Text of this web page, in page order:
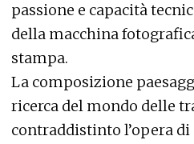
passione e capacità
della macchina
stampa.
La composizione
ricerca del mondo delle
contraddistinto l’opera